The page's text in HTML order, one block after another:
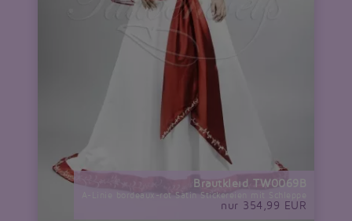
Brautkleid TW0069B
A-Linie bordeaux-rot Satin Stickereien mit Schleppe
nur 354,99 EUR